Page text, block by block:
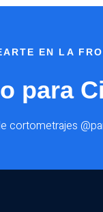
EN LA
para
cortometrajes